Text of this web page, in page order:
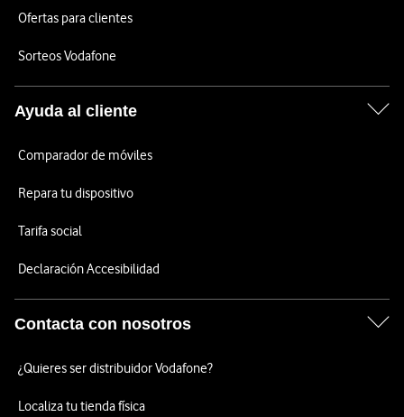
Ofertas para clientes
Sorteos Vodafone
Ayuda al cliente
Comparador de móviles
Repara tu dispositivo
Tarifa social
Declaración Accesibilidad
Contacta con nosotros
¿Quieres ser distribuidor Vodafone?
Localiza tu tienda física